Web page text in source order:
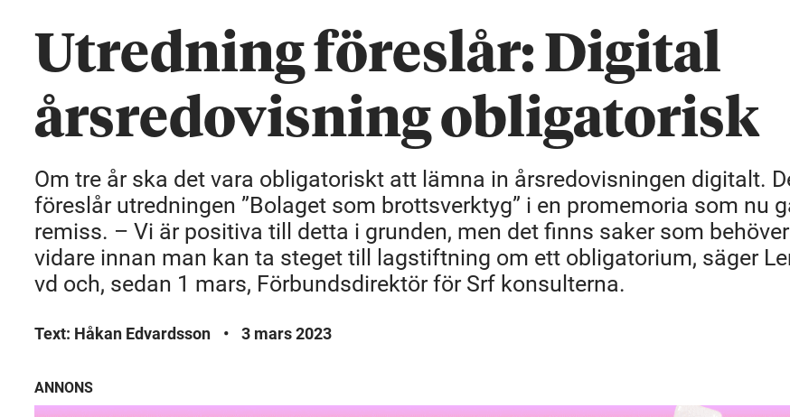
Utredning föreslår: Digital
årsredovisning obligatorisk
Om tre år ska det vara obligatoriskt att lämna in årsredovisningen digitalt.
föreslår utredningen ”Bolaget som brottsverktyg” i en promemoria som nu
remiss. – Vi är positiva till detta i grunden, men det finns saker som
vidare innan man kan ta steget till lagstiftning om ett obligatorium, säger
vd och, sedan 1 mars, Förbundsdirektör för Srf konsulterna.
Text: Håkan Edvardsson • 3 mars 2023
ANNONS